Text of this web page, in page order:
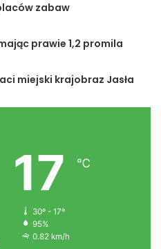
zabaw
prawie 1,2 promila
miejski krajobraz Jasła
17 ℃
30º - 17º
95%
0.82 km/h